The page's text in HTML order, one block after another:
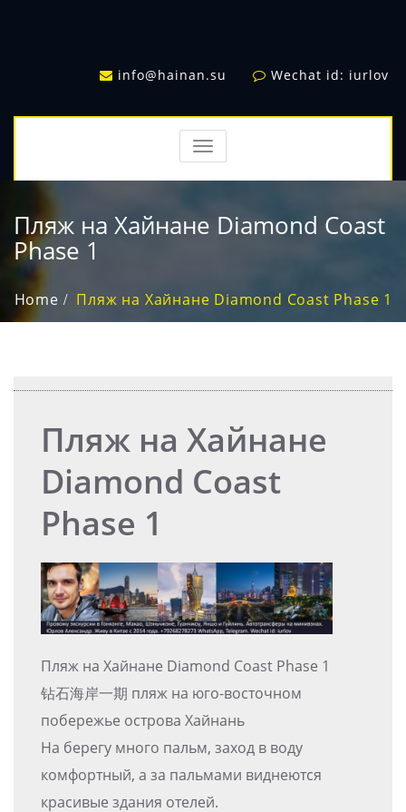
info@hainan.su Wechat id: iurlov
TOGGLE
NAVIGATION
Пляж на Хайнане Diamond Coast
Phase 1
Home Пляж на Хайнане Diamond Coast Phase 1
Пляж на Хайнане
Diamond Coast
Phase 1
Пляж на Хайнане Diamond Coast Phase 1
钻石海岸一期 пляж на юго-восточном
побережье острова Хайнань
На берегу много пальм, заход в воду
комфортный, а за пальмами виднеются
красивые здания отелей.